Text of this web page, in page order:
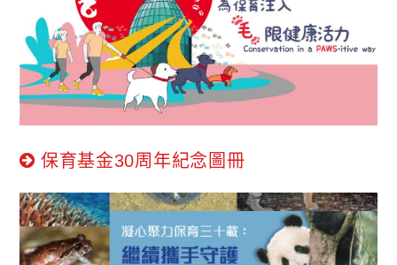
保育基金30周年紀念圖冊